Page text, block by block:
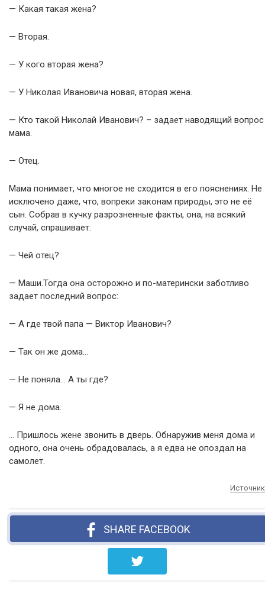
— Какая такая жена?
— Вторая.
— У кого вторая жена?
— У Николая Ивановича новая, вторая жена.
— Кто такой Николай Иванович? – задает наводящий вопрос
мама.
— Отец.
Мама понимает, что многое не сходится в его пояснениях. Не
исключено даже, что, вопреки законам природы, это не её
сын. Собрав в кучку разрозненные факты, она, на всякий
случай, спрашивает:
— Чей отец?
— Маши.Тогда она осторожно и по-матерински заботливо
задает последний вопрос:
— А где твой папа — Виктор Иванович?
— Так он же дома…
— Не поняла… А ты где?
— Я не дома.
… Пришлось жене звонить в дверь. Обнаружив меня дома и
одного, она очень обрадовалась, а я едва не опоздал на
самолет.
Источник
SHARE FACEBOOK